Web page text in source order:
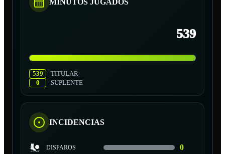
MINUTOS JUGADOS
539
539
TITULAR
0
SUPLENTE
INCIDENCIAS
DISPAROS 0